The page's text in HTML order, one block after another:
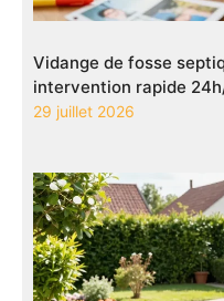
Vidange de fosse
intervention rapide
29 juillet 2026